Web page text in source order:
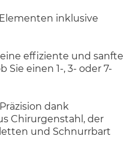
inklusive
effiziente und sanfte
Sie einen 1-, 3- oder 7-
dank
Chirurgenstahl, der
und Schnurrbart